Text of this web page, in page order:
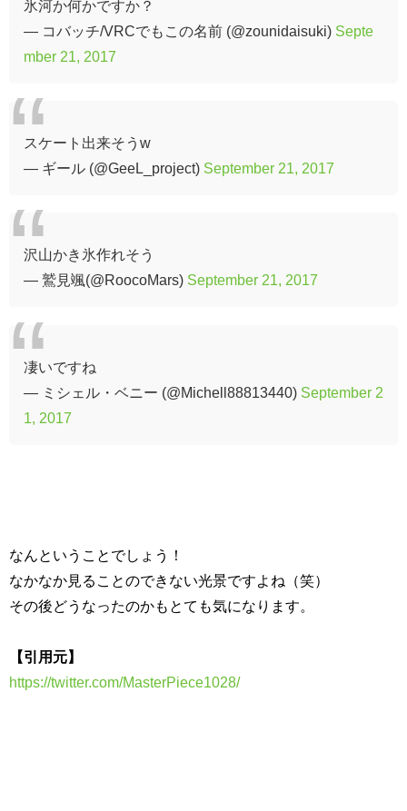
氷河か何かですか？
— コバッチ/VRCでもこの名前 (@zounidaisuki) Septe
mber 21, 2017
スケート出来そうw
— ギール (@GeeL_project) September 21, 2017
沢山かき氷作れそう
— 鷲見颯(@RoocoMars) September 21, 2017
凄いですね
— ミシェル・ベニー (@Michell88813440) September 2
1, 2017
なんということでしょう！
なかなか見ることのできない光景ですよね（笑）
その後どうなったのかもとても気になります。
【引用元】
https://twitter.com/MasterPiece1028/